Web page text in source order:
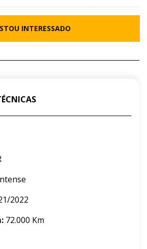
INTERESSADO
2022
72.000 Km